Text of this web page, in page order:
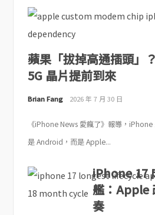
蘋果「拔掉高通插頭」
5G 晶片提前到來
Brian Fang 2026 年 7 月 30 日
《iPhone News 愛瘋了》報導，
是 Android，而是 Apple...
iPhone 17
艦：Apple
奏